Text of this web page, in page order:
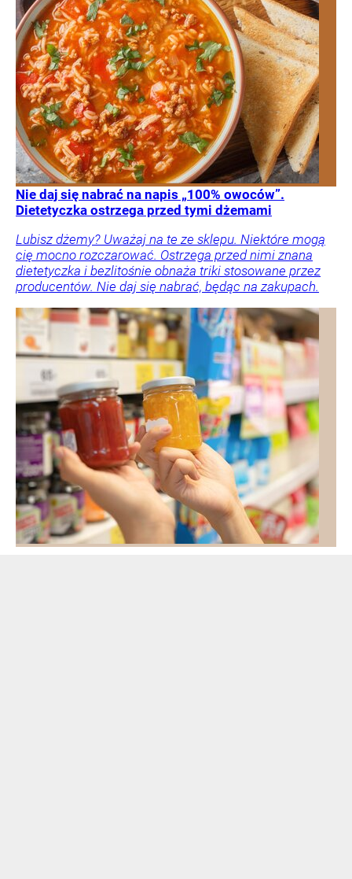
Nie daj się nabrać na napis „100% owoców”.
Dietetyczka ostrzega przed tymi dżemami
Lubisz dżemy? Uważaj na te ze sklepu. Niektóre mogą
cię mocno rozczarować. Ostrzega przed nimi znana
dietetyczka i bezlitośnie obnaża triki stosowane przez
producentów. Nie daj się nabrać, będąc na zakupach.